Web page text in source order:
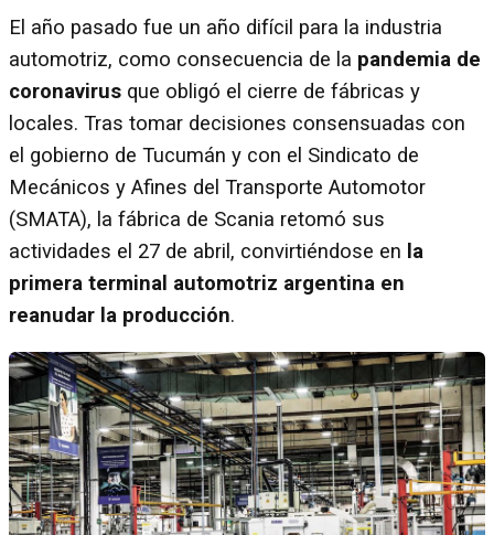
El año pasado fue un año difícil para la industria
automotriz, como consecuencia de la pandemia de
coronavirus que obligó el cierre de fábricas y
locales. Tras tomar decisiones consensuadas con
el gobierno de Tucumán y con el Sindicato de
Mecánicos y Afines del Transporte Automotor
(SMATA), la fábrica de Scania retomó sus
actividades el 27 de abril, convirtiéndose en la
primera terminal automotriz argentina en
reanudar la producción.